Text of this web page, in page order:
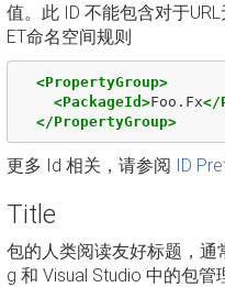
值。此 ID 不能包含对于
ET命名空间规则
<PropertyGroup>
<PackageId>Foo.Fx</
</PropertyGroup>
更多 Id 相关，请参阅 ID
Title
包的人类阅读友好标题，通
g 和 Visual Studio 中的包